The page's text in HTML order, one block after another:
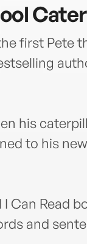
first Pete
his
to his
Can Read
and